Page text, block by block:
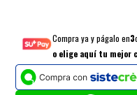
Compra ya y págalo en3
o elige aquí tu mejor